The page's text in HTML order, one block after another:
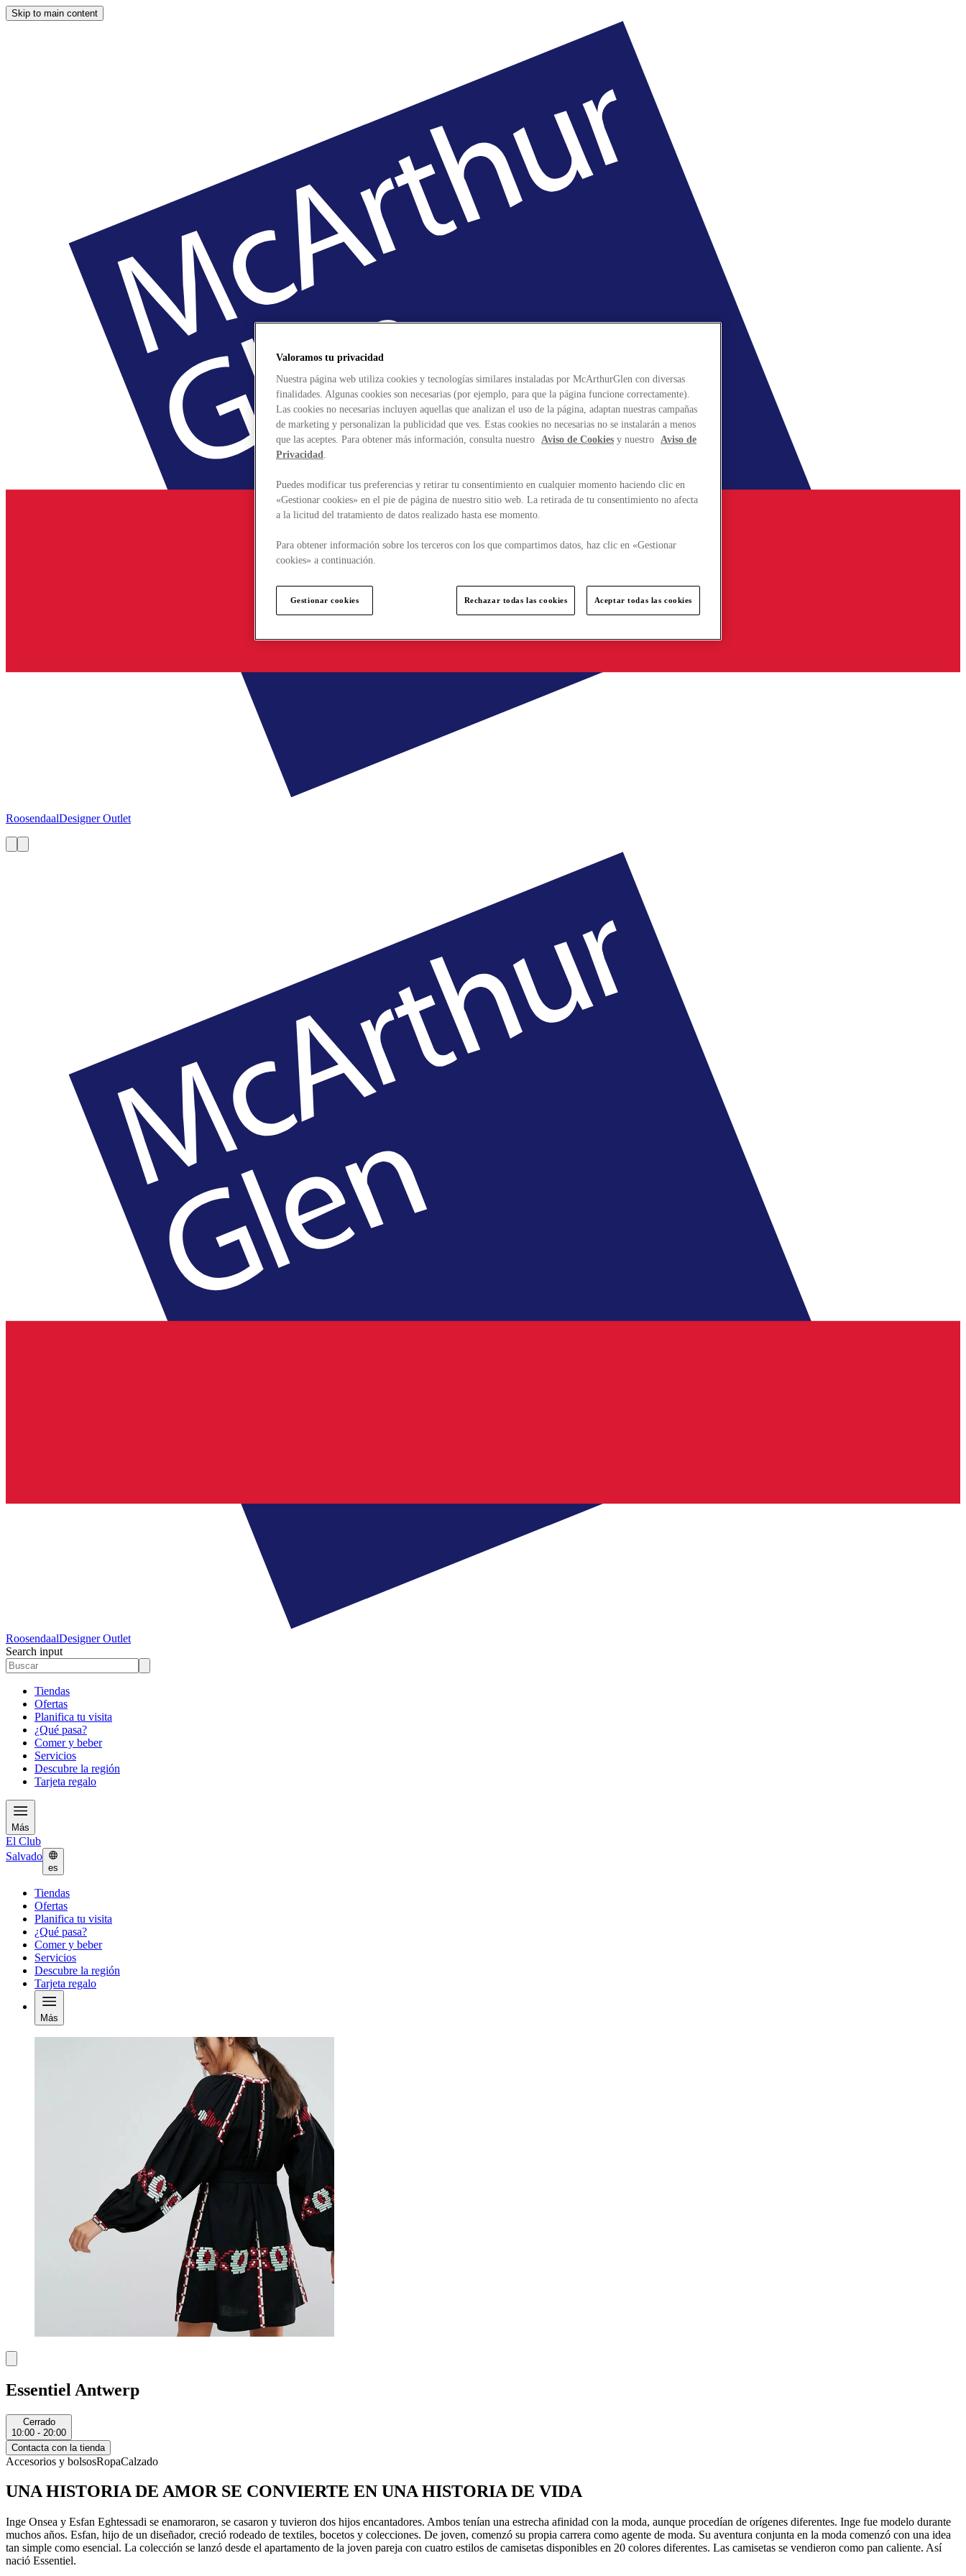
Skip to main content
RoosendaalDesigner Outlet
RoosendaalDesigner Outlet
Search input
Tiendas
Ofertas
Planifica tu visita
¿Qué pasa?
Comer y beber
Servicios
Descubre la región
Tarjeta regalo
Más
El Club
Salvado
es
Tiendas
Ofertas
Planifica tu visita
¿Qué pasa?
Comer y beber
Servicios
Descubre la región
Tarjeta regalo
Más
Essentiel Antwerp
Cerrado
10:00 - 20:00
Contacta con la tienda
Accesorios y bolsosRopaCalzado
UNA HISTORIA DE AMOR SE CONVIERTE EN UNA HISTORIA DE VIDA
Inge Onsea y Esfan Eghtessadi se enamoraron, se casaron y tuvieron dos hijos encantadores. Ambos tenían una estrecha afinidad con la moda, aunque procedían de orígenes diferentes. Inge fue modelo durante
muchos años. Esfan, hijo de un diseñador, creció rodeado de textiles, bocetos y colecciones. De joven, comenzó su propia carrera como agente de moda. Su aventura conjunta en la moda comenzó con una idea
tan simple como esencial. La colección se lanzó desde el apartamento de la joven pareja con cuatro estilos de camisetas disponibles en 20 colores diferentes. Las camisetas se vendieron como pan caliente. Así
nació Essentiel.
Valoramos tu privacidad
Nuestra página web utiliza cookies y tecnologías similares instaladas por McArthurGlen con diversas
finalidades. Algunas cookies son necesarias (por ejemplo, para que la página funcione correctamente).
Las cookies no necesarias incluyen aquellas que analizan el uso de la página, adaptan nuestras campañas
de marketing y personalizan la publicidad que ves. Estas cookies no necesarias no se instalarán a menos
que las aceptes. Para obtener más información, consulta nuestro Aviso de Cookies y nuestro Aviso de
Privacidad.
Puedes modificar tus preferencias y retirar tu consentimiento en cualquier momento haciendo clic en
«Gestionar cookies» en el pie de página de nuestro sitio web. La retirada de tu consentimiento no afecta
a la licitud del tratamiento de datos realizado hasta ese momento.
Para obtener información sobre los terceros con los que compartimos datos, haz clic en «Gestionar
cookies» a continuación.
Gestionar cookies Rechazar todas las cookies Aceptar todas las cookies